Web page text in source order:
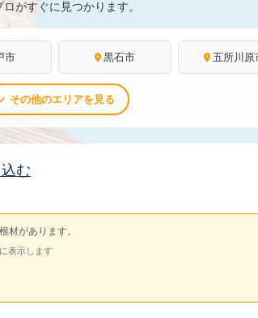
がすぐに見つかります。
市 黒石市 五所川原
その他のエリアを見る
む
材があります。
表示します